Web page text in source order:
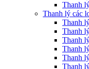
Thanh
Thanh lý các
Thanh
Thanh
Thanh
Thanh
Thanh
Thanh